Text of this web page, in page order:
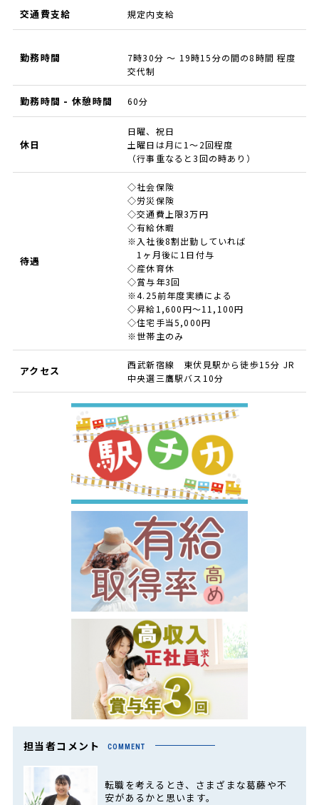
交通費支給 規定内支給
勤務時間
7時30分 ～ 19時15分の間の8時間 程度
交代制
勤務時間 - 休憩時間 60分
休日
日曜、祝日
土曜日は月に1～2回程度
（行事重なると3回の時あり）
待遇
◇社会保険
◇労災保険
◇交通費上限3万円
◇有給休暇
※入社後8割出勤していれば
1ヶ月後に1日付与
◇産休育休
◇賞与年3回
※4.25前年度実績による
◇昇給1,600円～11,100円
◇住宅手当5,000円
※世帯主のみ
アクセス
西武新宿線 東伏見駅から徒歩15分 JR
中央選三鷹駅バス10分
担当者コメント COMMENT
転職を考えるとき、さまざまな葛藤や不
安があるかと思います。